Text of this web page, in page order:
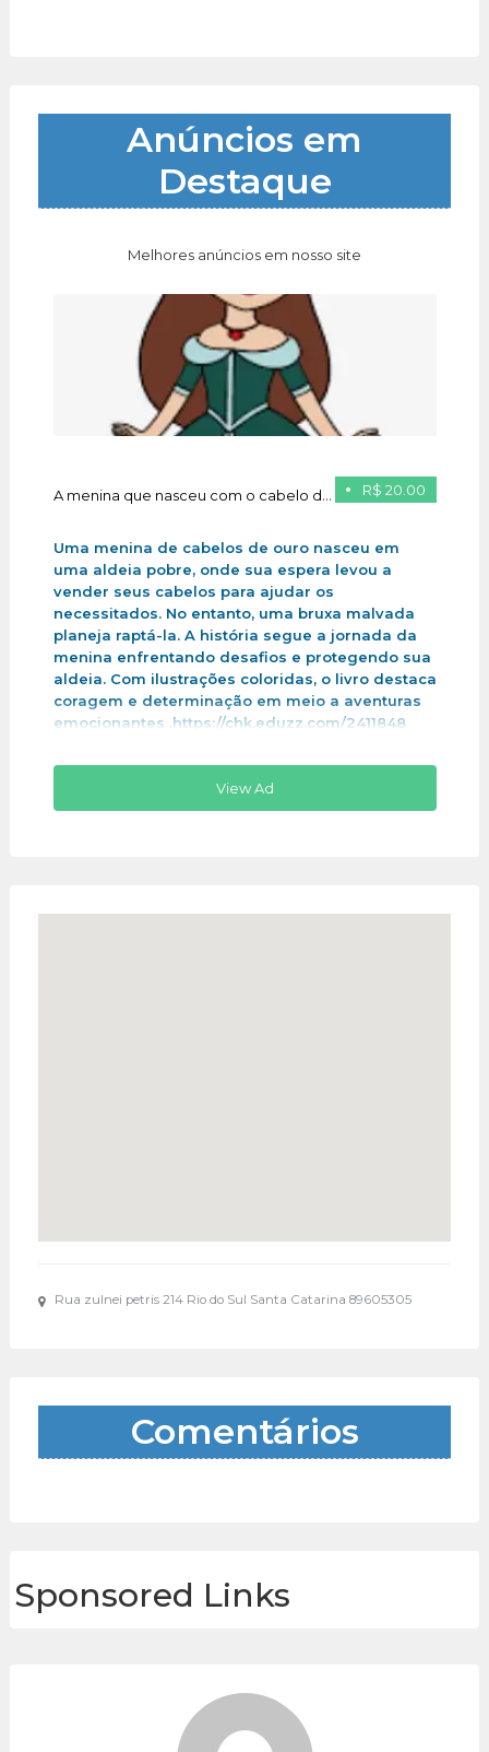
Anúncios em
Destaque
Melhores anúncios em nosso site
R$ 20.00
A menina que nasceu com o cabelo de ouro
Uma menina de cabelos de ouro nasceu em
uma aldeia pobre, onde sua espera levou a
vender seus cabelos para ajudar os
necessitados. No entanto, uma bruxa malvada
planeja raptá-la. A história segue a jornada da
menina enfrentando desafios e protegendo sua
aldeia. Com ilustrações coloridas, o livro destaca
coragem e determinação em meio a aventuras
emocionantes .https://chk.eduzz.com/2411848
View Ad
Rua zulnei petris 214 Rio do Sul Santa Catarina 89605305
Comentários
Sponsored Links